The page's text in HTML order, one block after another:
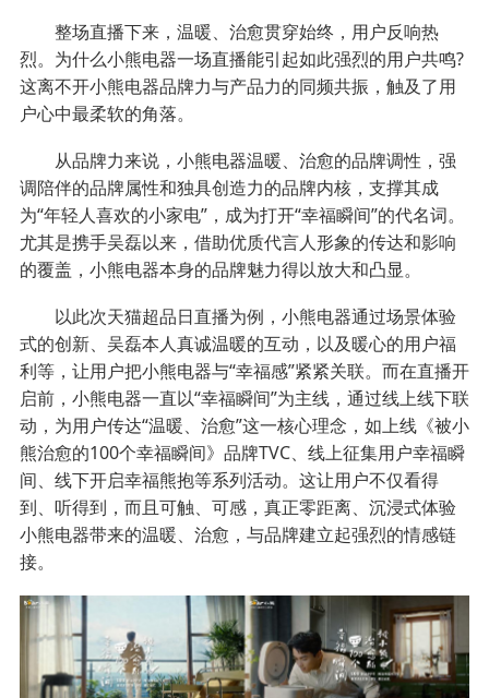
整场直播下来，温暖、治愈贯穿始终，用户反响热
烈。为什么小熊电器一场直播能引起如此强烈的用户共鸣?
这离不开小熊电器品牌力与产品力的同频共振，触及了用
户心中最柔软的角落。
从品牌力来说，小熊电器温暖、治愈的品牌调性，强
调陪伴的品牌属性和独具创造力的品牌内核，支撑其成
为“年轻人喜欢的小家电”，成为打开“幸福瞬间”的代名词。
尤其是携手吴磊以来，借助优质代言人形象的传达和影响
的覆盖，小熊电器本身的品牌魅力得以放大和凸显。
以此次天猫超品日直播为例，小熊电器通过场景体验
式的创新、吴磊本人真诚温暖的互动，以及暖心的用户福
利等，让用户把小熊电器与“幸福感”紧紧关联。而在直播开
启前，小熊电器一直以“幸福瞬间”为主线，通过线上线下联
动，为用户传达“温暖、治愈”这一核心理念，如上线《被小
熊治愈的100个幸福瞬间》品牌TVC、线上征集用户幸福瞬
间、线下开启幸福熊抱等系列活动。这让用户不仅看得
到、听得到，而且可触、可感，真正零距离、沉浸式体验
小熊电器带来的温暖、治愈，与品牌建立起强烈的情感链
接。